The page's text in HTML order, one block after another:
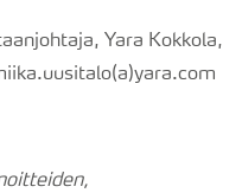
Yara Kokkola,